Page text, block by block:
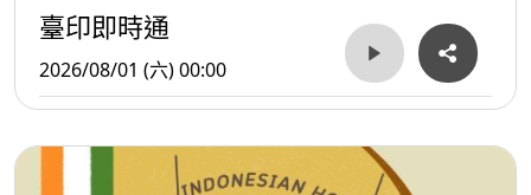
臺印即時通
2026/08/01 (六) 00:00